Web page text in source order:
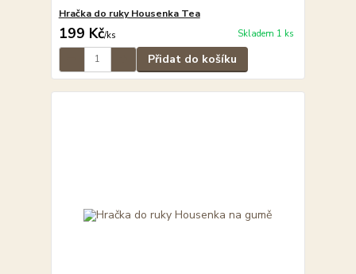
Hračka do ruky Housenka Tea
199 Kč/ks Skladem 1 ks
Přidat do košíku